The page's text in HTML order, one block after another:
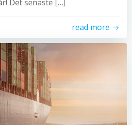
Det senaste […]
read more